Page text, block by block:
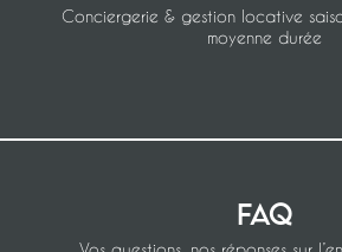
Conciergerie & gestion locative
moyenne durée
FAQ